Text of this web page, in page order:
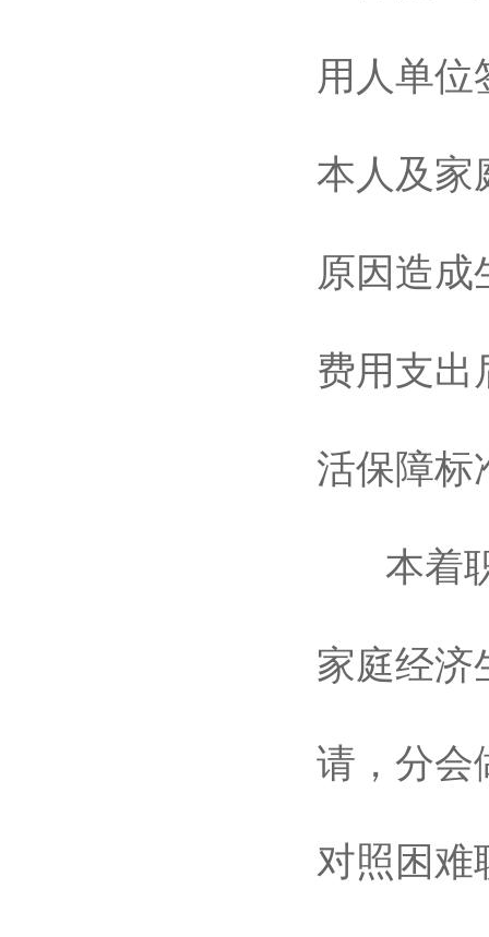
用人单位
本人及家
原因造成
费用支出
活保障标
本着职
家庭经济
请，分会
对照困难